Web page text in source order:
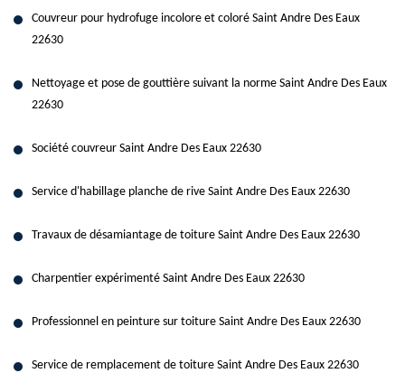
Couvreur pour hydrofuge incolore et coloré Saint Andre Des Eaux
22630
Nettoyage et pose de gouttière suivant la norme Saint Andre Des Eaux
22630
Société couvreur Saint Andre Des Eaux 22630
Service d'habillage planche de rive Saint Andre Des Eaux 22630
Travaux de désamiantage de toiture Saint Andre Des Eaux 22630
Charpentier expérimenté Saint Andre Des Eaux 22630
Professionnel en peinture sur toiture Saint Andre Des Eaux 22630
Service de remplacement de toiture Saint Andre Des Eaux 22630